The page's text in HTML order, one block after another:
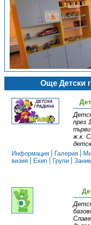
Още Детски
през
ж.к.
Информация
Галерия
визия
Екип Групи